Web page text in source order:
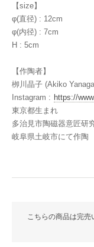
【size】
φ(直径) : 12cm
φ(内径) : 7cm
H : 5cm
【作陶者】
栁川晶子 (Akiko
Instagram : https://
東京都生まれ
多治見市陶磁器意匠研
岐阜県土岐市にて作陶
こちらの商品は完